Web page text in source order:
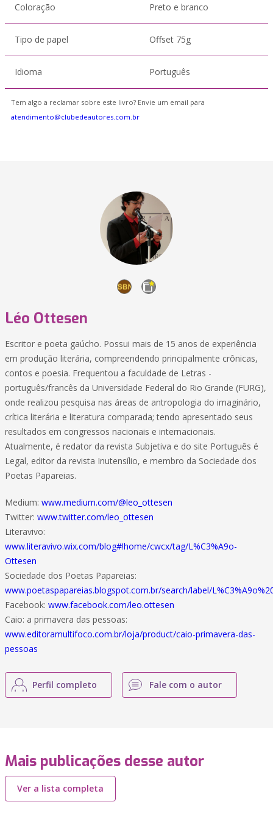
Coloração Preto e branco
Tipo de papel Offset 75g
Idioma Português
Tem algo a reclamar sobre este livro? Envie um email para
atendimento@clubedeautores.com.br
Léo Ottesen
Escritor e poeta gaúcho. Possui mais de 15 anos de experiência
em produção literária, compreendendo principalmente crônicas,
contos e poesia. Frequentou a faculdade de Letras -
português/francês da Universidade Federal do Rio Grande (FURG),
onde realizou pesquisa nas áreas de antropologia do imaginário,
crítica literária e literatura comparada; tendo apresentado seus
resultados em congressos nacionais e internacionais.
Atualmente, é redator da revista Subjetiva e do site Português é
Legal, editor da revista Inutensílio, e membro da Sociedade dos
Poetas Papareias.
Medium: www.medium.com/@leo_ottesen
Twitter: www.twitter.com/leo_ottesen
Literavivo:
www.literavivo.wix.com/blog#!home/cwcx/tag/L%C3%A9o-
Ottesen
Sociedade dos Poetas Papareias:
www.poetaspapareias.blogspot.com.br/search/label/
Facebook: www.facebook.com/leo.ottesen
Caio: a primavera das pessoas:
www.editoramultifoco.com.br/loja/product/caio-primavera-das-
pessoas
Perfil completo Fale com o autor
Mais publicações desse autor
Ver a lista completa